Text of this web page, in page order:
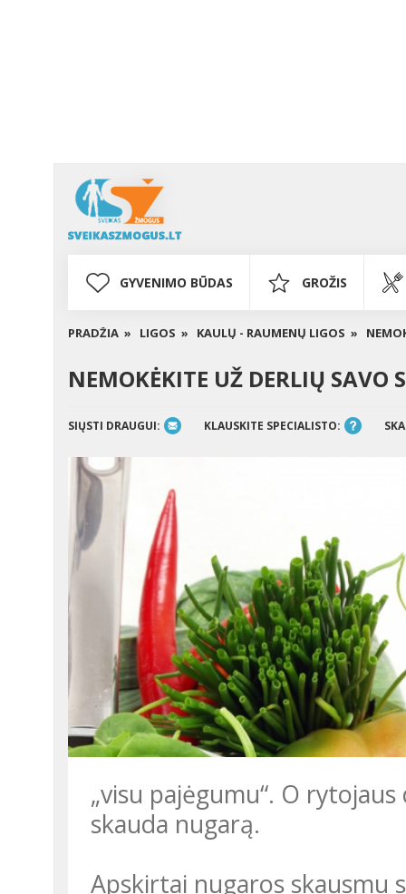
GYVENIMO BŪDAS GROŽIS
PRADŽIA » LIGOS » KAULŲ - RAUMENŲ LIGOS »
NEMOKĖKITE UŽ DERLIŲ SAVO
SIŲSTI DRAUGUI: KLAUSKITE SPECIALISTO:
„visu pajėgumu“. O
skauda nugarą.
Apskirtai nugaros skausmu skundžiasi vis daugiau žmonių. Galima